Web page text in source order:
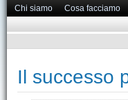
Chi siamo Cosa facciamo
Il successo